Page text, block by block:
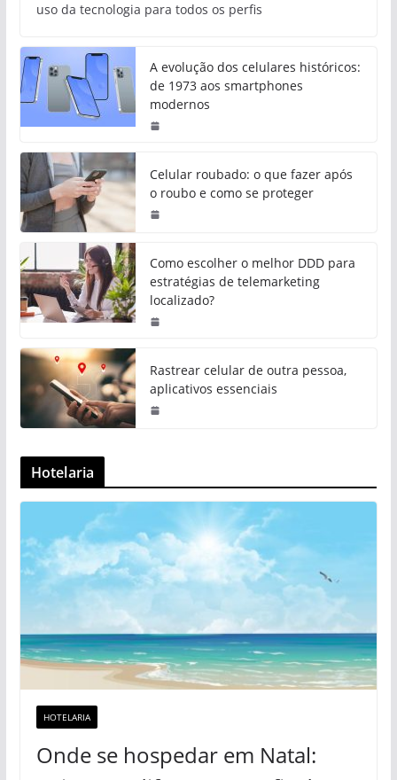
uso da tecnologia para todos os perfis
A evolução dos celulares históricos:
de 1973 aos smartphones
modernos
Celular roubado: o que fazer após
o roubo e como se proteger
Como escolher o melhor DDD para
estratégias de telemarketing
localizado?
Rastrear celular de outra pessoa,
aplicativos essenciais
Hotelaria
HOTELARIA
Onde se hospedar em Natal: